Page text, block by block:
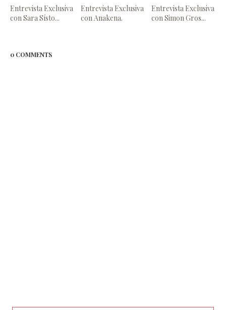
Entrevista Exclusiva
con Sara Sísto...
Entrevista Exclusiva
con Anakena.
Entrevista Exclusiva
con Simon Gros...
0 COMMENTS